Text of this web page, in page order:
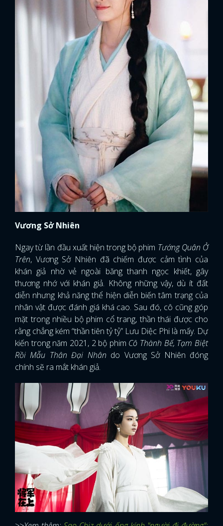
x
ĐĂNG NHẬP
Vương Sở Nhiên
Ngay từ lần đầu xuất hiện trong bộ phim Tướng Quân Ở
Trên, Vương Sở Nhiên đã chiếm được cảm tình của
khán giả nhờ vẻ ngoài băng thanh ngọc khiết, gây
thương nhớ với khán giả. Không những vậy, dù ít đất
diễn nhưng khả năng thể hiện diễn biến tâm trạng của
nhân vật được đánh giá khá cao. Sau đó, cô cũng góp
mặt trong nhiều bộ phim cổ trang, thần thái được cho
rằng chẳng kém “thần tiên tỷ tỷ” Lưu Diệc Phi là mấy. Dự
kiến trong năm 2021, 2 bộ phim Cô Thành Bế, Tạm Biệt
Rồi Mẫu Thân Đại Nhân do Vương Sở Nhiên đóng
chính sẽ ra mắt khán giả.